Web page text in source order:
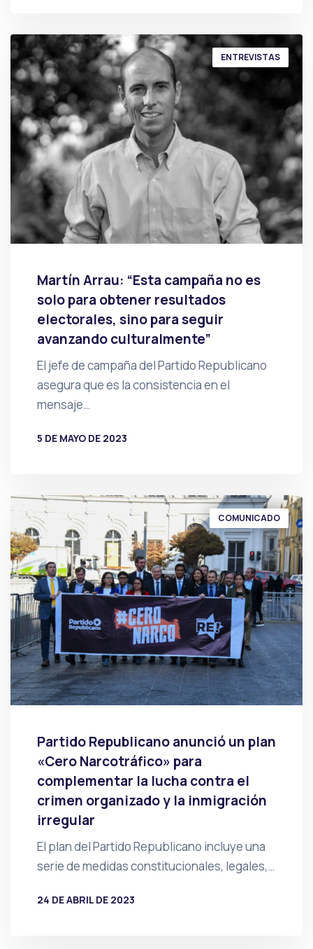
ENTREVISTAS
Martín Arrau: “Esta campaña no es
solo para obtener resultados
electorales, sino para seguir
avanzando culturalmente”
El jefe de campaña del Partido Republicano
asegura que es la consistencia en el
mensaje…
5 DE MAYO DE 2023
COMUNICADO
Partido Republicano anunció un plan
«Cero Narcotráfico» para
complementar la lucha contra el
crimen organizado y la inmigración
irregular
El plan del Partido Republicano incluye una
serie de medidas constitucionales, legales,…
24 DE ABRIL DE 2023